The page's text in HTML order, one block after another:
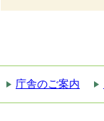
庁舎のご案内